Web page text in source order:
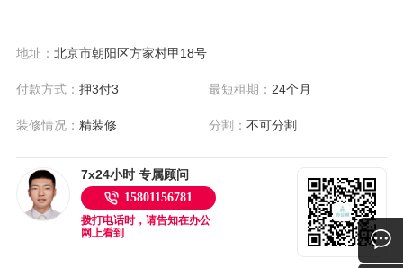
地址： 北京市朝阳区方家村甲18号
付款方式： 押3付3 最短租期： 24个月
装修情况： 精装修 分割：不可分割
7x24小时 专属顾问
15801156781
拨打电话时，请告知在办公
网上看到